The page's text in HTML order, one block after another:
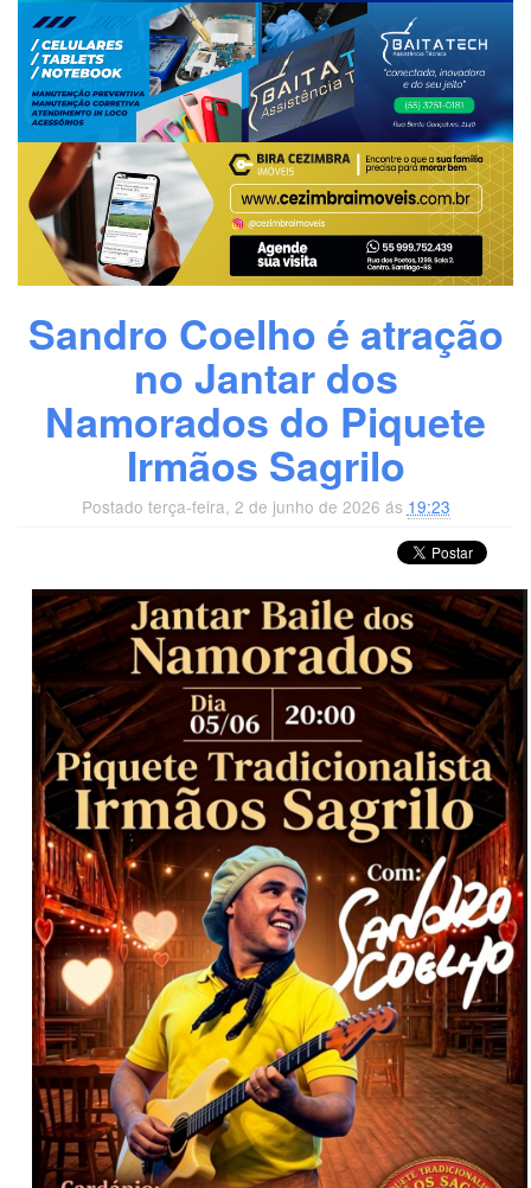
Sandro Coelho é atração
no Jantar dos
Namorados do Piquete
Irmãos Sagrilo
Postado terça-feira, 2 de junho de 2026 ás 19:23